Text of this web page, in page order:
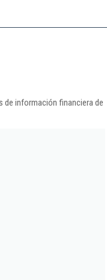
de información financiera de